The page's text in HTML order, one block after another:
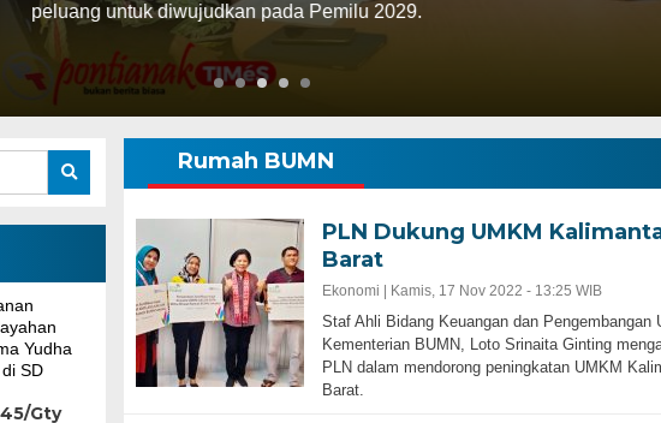
pada Pemilu 2029.
Gty
Rumah BUMN
PLN Dukung UMKM
Barat
Ekonomi | Kamis, 17 Nov 2022 - 13:25 WIB
Staf Ahli Bidang Keuangan dan Pengembangan
Kementerian BUMN, Loto Srinaita Ginting
PLN dalam mendorong peningkatan UMKM
Barat.